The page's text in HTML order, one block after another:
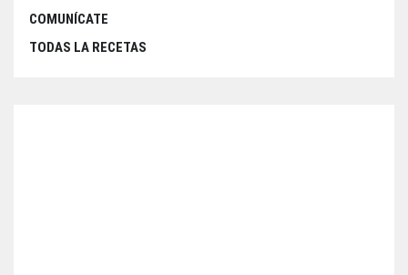
COMUNÍCATE
TODAS LA RECETAS